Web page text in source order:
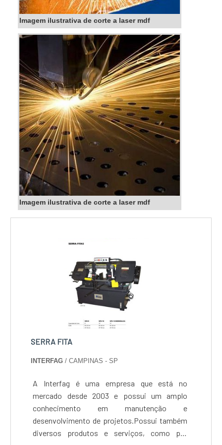
Imagem ilustrativa de corte a laser mdf
Imagem ilustrativa de corte a laser mdf
SERRA FITA
INTERFAG / CAMPINAS - SP
A Interfag é uma empresa que está no
mercado desde 2003 e possui um amplo
conhecimento em manutenção e
desenvolvimento de projetos.Possui também
diversos produtos e serviços, como por